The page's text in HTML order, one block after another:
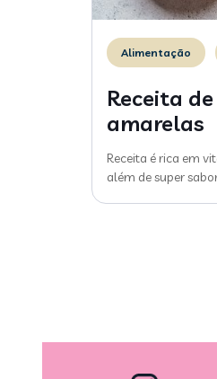
Alimentação
Receita
amarelas
Receita é rica em
além de super